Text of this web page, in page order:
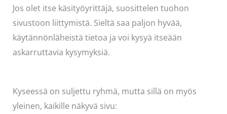
Jos olet itse käsityöyrittäjä, suosittelen tuohon
sivustoon liittymistä. Sieltä saa paljon hyvää,
käytännönläheistä tietoa ja voi kysyä itseään
askarruttavia kysymyksiä.
Kyseessä on suljettu ryhmä, mutta sillä on myös
yleinen, kaikille näkyvä sivu: